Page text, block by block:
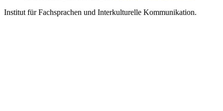
Institut für Fachsprachen und Interkulturelle Kommunikation.